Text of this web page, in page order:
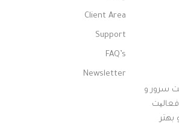
مدیریت سرور و
Client Area
Support
FAQ’s
Newsletter